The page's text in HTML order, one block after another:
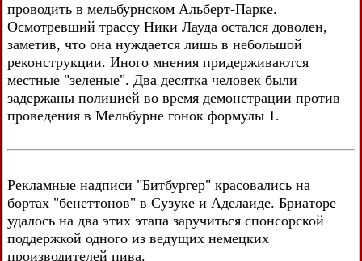
проводить в мельбурнском Альберт-Парке.
Осмотревший трассу Ники Лауда остался доволен,
заметив, что она нуждается лишь в небольшой
реконструкции. Иного мнения придерживаются
местные "зеленые". Два десятка человек были
задержаны полицией во время демонстрации против
проведения в Мельбурне гонок формулы 1.
Рекламные надписи "Битбургер" красовались на
бортах "бенеттонов" в Сузуке и Аделаиде. Бриаторе
удалось на два этих этапа заручиться спонсорской
поддержкой одного из ведущих немецких
производителей пива.